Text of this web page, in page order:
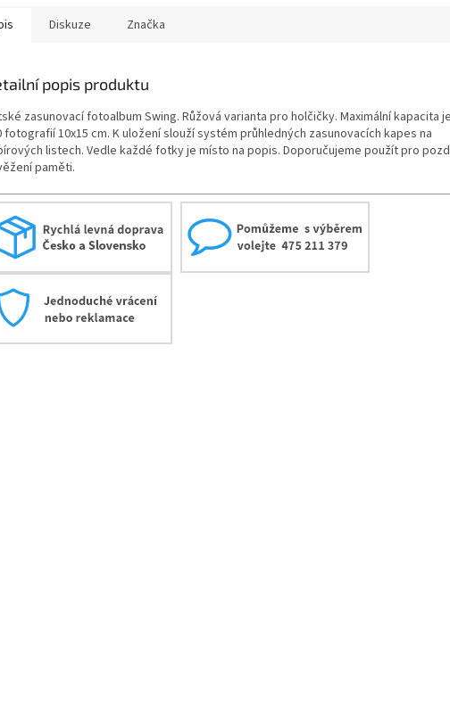
Diskuze Značka
popis produktu
zasunovací fotoalbum Swing. Růžová varianta pro holčičky. Maximální kapacita je
fotografií 10x15 cm. K uložení slouží systém průhledných zasunovacích kapes na
listech. Vedle každé fotky je místo na popis. Doporučujeme použít pro
paměti.